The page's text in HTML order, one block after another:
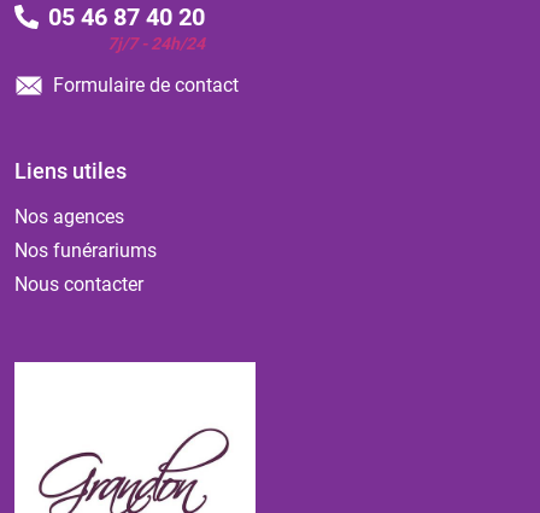
05 46 87 40 20
7j/7 - 24h/24
Formulaire de contact
Liens utiles
Nos agences
Nos funérariums
Nous contacter